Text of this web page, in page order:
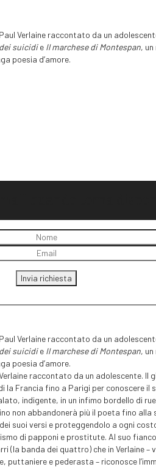
Verlaine raccontato da un
suicidie Il marchese di Montespan,
poesia d’amore.
Verlaine raccontato da un
suicidie Il marchese di Montespan,
poesia d’amore.
raccontato da un adolescente. Il
Francia fino a Parigi per conoscere il
indigente, in un infimo bordello di
non abbandonerà più il poeta fino alla
suoi versi e proteggendolo a ogni
di papponi e prostitute. Al suo
(la banda dei quattro) che in Verlaine –
puttaniere e pederasta – riconosce